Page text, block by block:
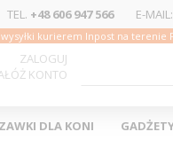
TEL. +48 606 947 566 E-MAIL:
ZALOGUJ
KONTO
kurierem Inpost na terenie
DLA KONI